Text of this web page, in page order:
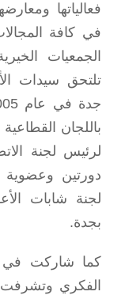
فعالياتها
في كافة
الجمعيات
تلتحق سيدات
باللجان
لرئيس لجنة
دورتين
لجنة شابات
بجدة.
كما شاركت في
الفكري